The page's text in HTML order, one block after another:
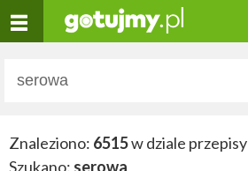
Znaleziono: 6515w dziale przepisy
Szukano: serowa